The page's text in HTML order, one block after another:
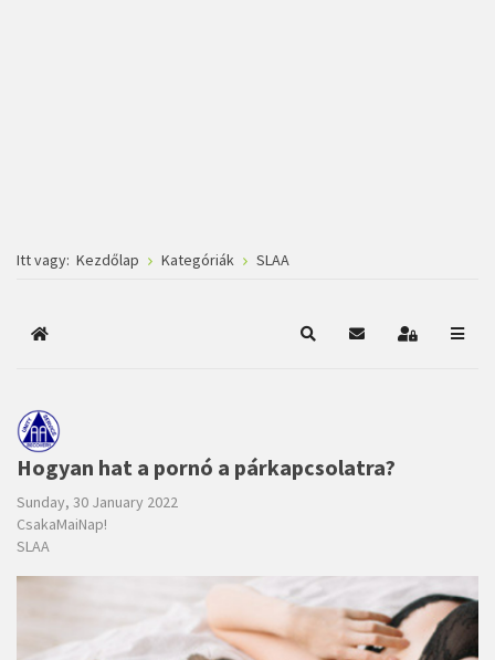
Itt vagy: Kezdőlap Kategóriák SLAA
Főoldal KeresésSubscribe to blog
Hogyan hat a pornó a párkapcsolatra?
Sunday, 30 January 2022
CsakaMaiNap!
SLAA